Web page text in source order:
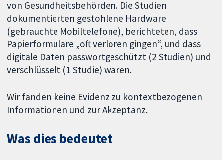
von Gesundheitsbehörden. Die Studien
dokumentierten gestohlene Hardware
(gebrauchte Mobiltelefone), berichteten, dass
Papierformulare „oft verloren gingen“, und dass
digitale Daten passwortgeschützt (2 Studien) und
verschlüsselt (1 Studie) waren.
Wir fanden keine Evidenz zu kontextbezogenen
Informationen und zur Akzeptanz.
Was dies bedeutet